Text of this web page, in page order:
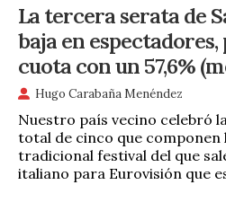
La tercera serata de
baja en
cuota con un 57,6%
Hugo Carabaña Menéndez
Nuestro país vecino celebró
total de cinco que componen
tradicional festival del que
italiano para Eurovisión que